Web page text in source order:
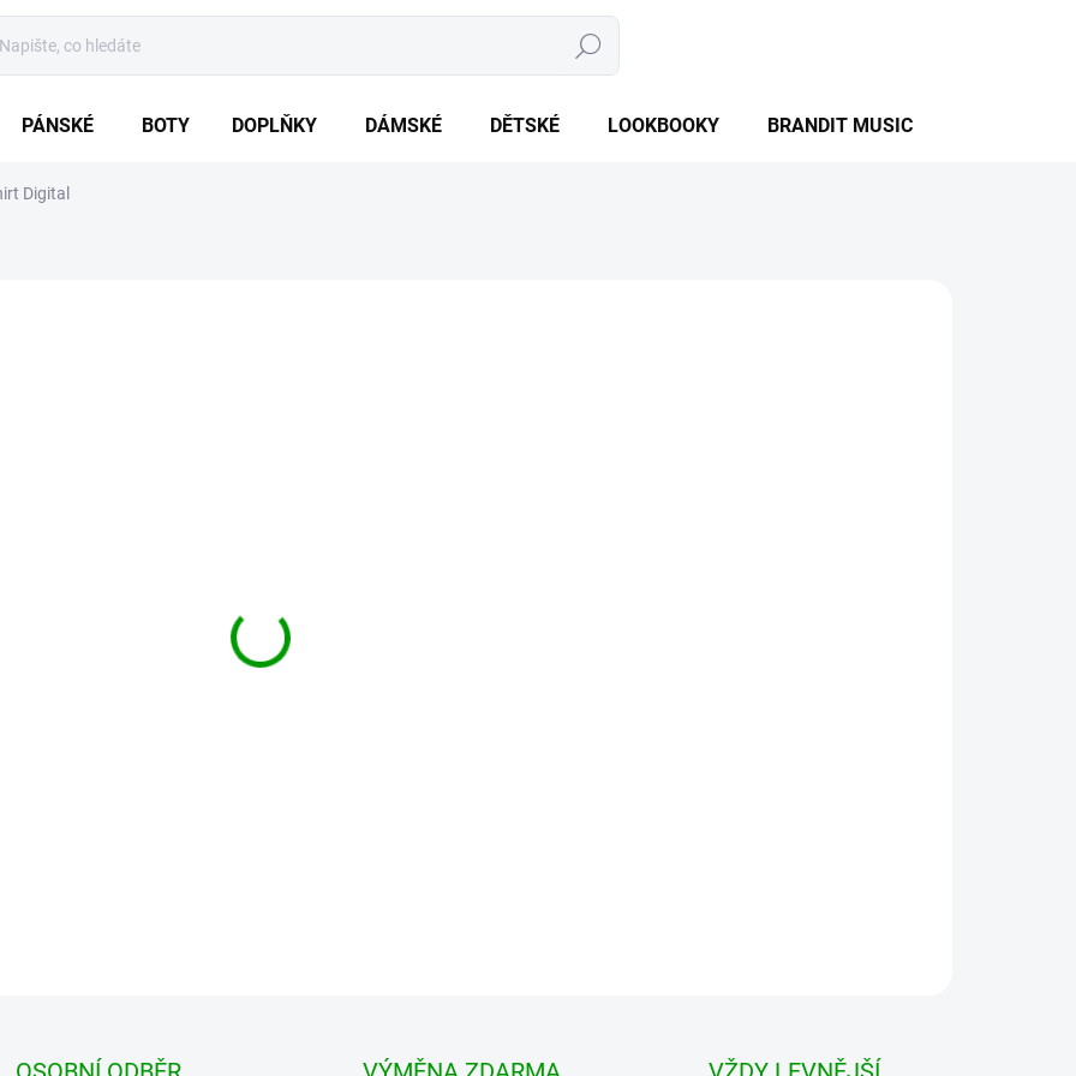
Hledat
PÁNSKÉ BOTY DOPLŇKY DÁMSKÉ DĚTSKÉ LOOKBOOKY BRANDIT MUSIC
Digital